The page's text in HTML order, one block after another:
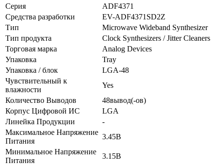
Серия
ADF4371
Средства разработки
EV-ADF4371SD2Z
Тип
Microwave Wideband Synthesizer
Тип продукта
Clock Synthesizers / Jitter Cleaners
Торговая марка
Analog Devices
Упаковка
Tray
Упаковка / блок
LGA-48
Чувствительный к
влажности
Yes
Количество Выводов
48вывод(-ов)
Корпус Цифровой ИС
LGA
Линейка Продукции
-
Максимальное Напряжение
Питания
3.45В
Минимальное Напряжение
Питания
3.15В